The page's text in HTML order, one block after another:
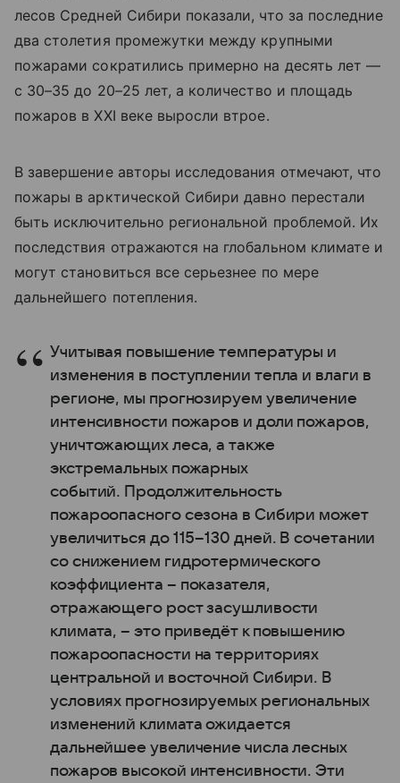
лесов Средней Сибири показали, что за последние
два столетия промежутки между крупными
пожарами сократились примерно на десять лет —
с 30–35 до 20–25 лет, а количество и площадь
пожаров в XXI веке выросли втрое.
В завершение авторы исследования отмечают, что
пожары в арктической Сибири давно перестали
быть исключительно региональной проблемой. Их
последствия отражаются на глобальном климате и
могут становиться все серьезнее по мере
дальнейшего потепления.
Учитывая повышение температуры и
изменения в поступлении тепла и влаги в
регионе, мы прогнозируем увеличение
интенсивности пожаров и доли пожаров,
уничтожающих леса, а также
экстремальных пожарных
событий. Продолжительность
пожароопасного сезона в Сибири может
увеличиться до 115–130 дней. В сочетании
со снижением гидротермического
коэффициента – показателя,
отражающего рост засушливости
климата, – это приведёт к повышению
пожароопасности на территориях
центральной и восточной Сибири. В
условиях прогнозируемых региональных
изменений климата ожидается
дальнейшее увеличение числа лесных
пожаров высокой интенсивности. Эти